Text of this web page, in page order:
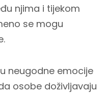
njima i tijekom
se mogu
neugodne emocije
osobe doživljavaju